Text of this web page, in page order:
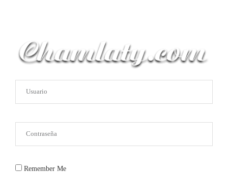
Remember Me